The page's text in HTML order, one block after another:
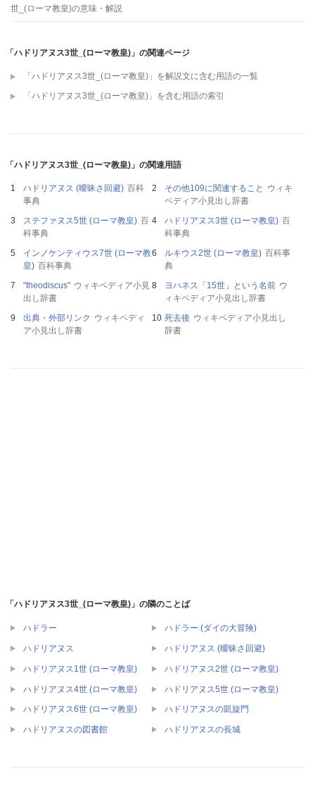
世_(ローマ教皇)の意味・解説
「ハドリアヌス3世_(ローマ教皇)」の関連ページ
「ハドリアヌス3世_(ローマ教皇)」を解説文に含む用語の一覧
「ハドリアヌス3世_(ローマ教皇)」を含む用語の索引
「ハドリアヌス3世_(ローマ教皇)」の関連用語
ハドリアヌス (曖昧さ回避) 百科
事典
その他109に関連すること
ウィキ
ペディア小見出し辞書
ステファヌス5世 (ローマ教皇) 百
科事典
ハドリアヌス3世 (ローマ教皇) 百
科事典
インノケンティウス7世 (ローマ教
皇) 百科事典
ルキウス2世 (ローマ教皇) 百科事
典
"theodiscus" ウィキペディア小見
出し辞書
ヨハネス「15世」という名前 ウ
ィキペディア小見出し辞書
出典・外部リンク ウィキペディ
ア小見出し辞書
死去後 ウィキペディア小見出し
辞書
「ハドリアヌス3世_(ローマ教皇)」の隣のことば
ハドラー ハドラー (ダイの大冒険)
ハドリアヌス ハドリアヌス (曖昧さ回避)
ハドリアヌス1世 (ローマ教皇) ハドリアヌス2世 (ローマ教皇)
ハドリアヌス4世 (ローマ教皇) ハドリアヌス5世 (ローマ教皇)
ハドリアヌス6世 (ローマ教皇) ハドリアヌスの凱旋門
ハドリアヌスの図書館 ハドリアヌスの長城